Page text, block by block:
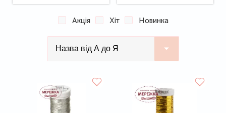
Акція Хіт Новинка